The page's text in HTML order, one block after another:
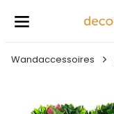
Wandaccessoires